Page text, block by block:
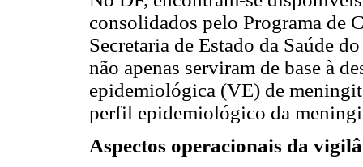
consolidados pelo Programa de
Secretaria de Estado da Saúde
não apenas serviram de base à
epidemiológica (VE) de
perfil epidemiológico da
Aspectos operacionais da